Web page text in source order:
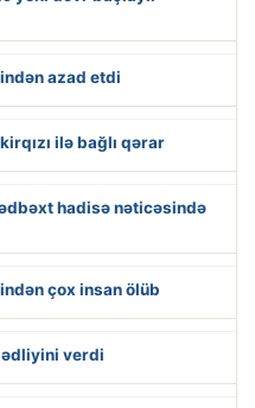
azad etdi
ilə bağlı qərar
hadisə nəticəsində
çox insan ölüb
verdi